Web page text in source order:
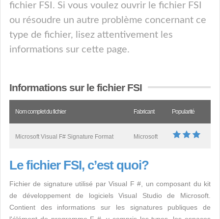
fichier FSI. Si vous voulez ouvrir le fichier FSI
ou résoudre un autre problème concernant ce
type de fichier, lisez attentivement les
informations sur cette page.
Informations sur le fichier FSI
Nom complet du fichier Fabricant Popularité
Microsoft Visual F# Signature Format Microsoft
Le fichier FSI, c’est quoi?
Fichier de signature utilisé par Visual F #, un composant du kit
de développement de logiciels Visual Studio de Microsoft.
Contient des informations sur les signatures publiques de